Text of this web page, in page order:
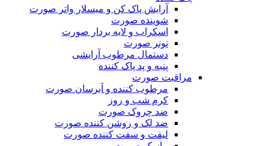
آرایش پاک کن و میسلار واتر صورت
شوینده صورت
اسکراب و لایه بردار صورت
تونر صورت
دستمال مرطوب آرایشی
پنبه و پد پاک کننده
مراقبت صورت
مرطوب کننده و آبرسان صورت
کرم شب و روز
ضد چروک صورت
ضد لک و روشن کننده صورت
لیفت و سفت کننده صورت